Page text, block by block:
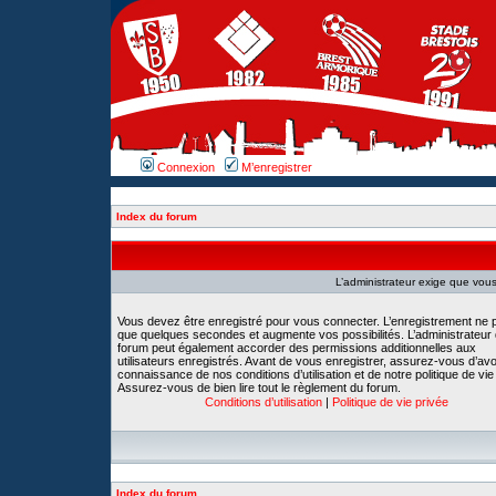
Connexion M’enregistrer
Index du forum
L’administrateur exige que
Vous devez être enregistré pour vous connecter. L’enregistrement ne
que quelques secondes et augmente vos possibilités. L’administrateur
forum peut également accorder des permissions additionnelles aux
utilisateurs enregistrés. Avant de vous enregistrer, assurez-vous
connaissance de nos conditions d’utilisation et de notre politique de
Assurez-vous de bien lire tout le règlement du forum.
Conditions d’utilisation | Politique de vie privée
Index du forum